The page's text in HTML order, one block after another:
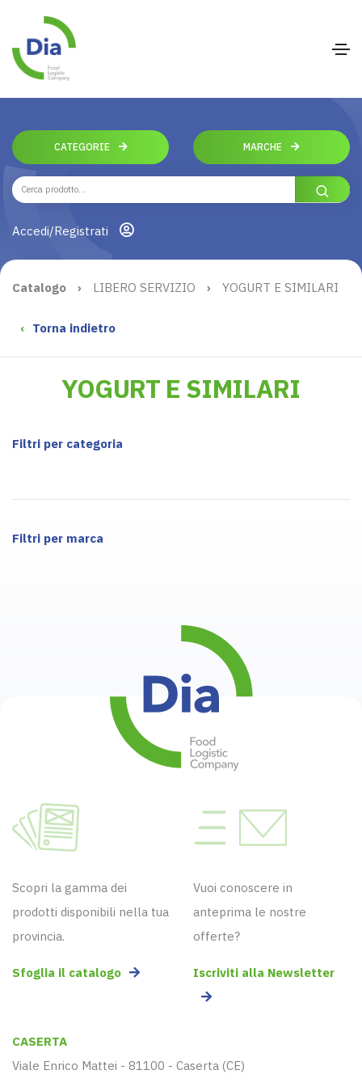
CATEGORIE MARCHE
Accedi/Registrati
Catalogo › LIBERO SERVIZIO › YOGURT E SIMILARI
‹ Torna indietro
YOGURT E SIMILARI
Filtri per categoria
Filtri per marca
Scopri la gamma dei
prodotti disponibili nella tua
provincia.
Sfoglia il catalogo
Vuoi conoscere in
anteprima le nostre
offerte?
Iscriviti alla Newsletter
CASERTA
Viale Enrico Mattei - 81100 - Caserta (CE)